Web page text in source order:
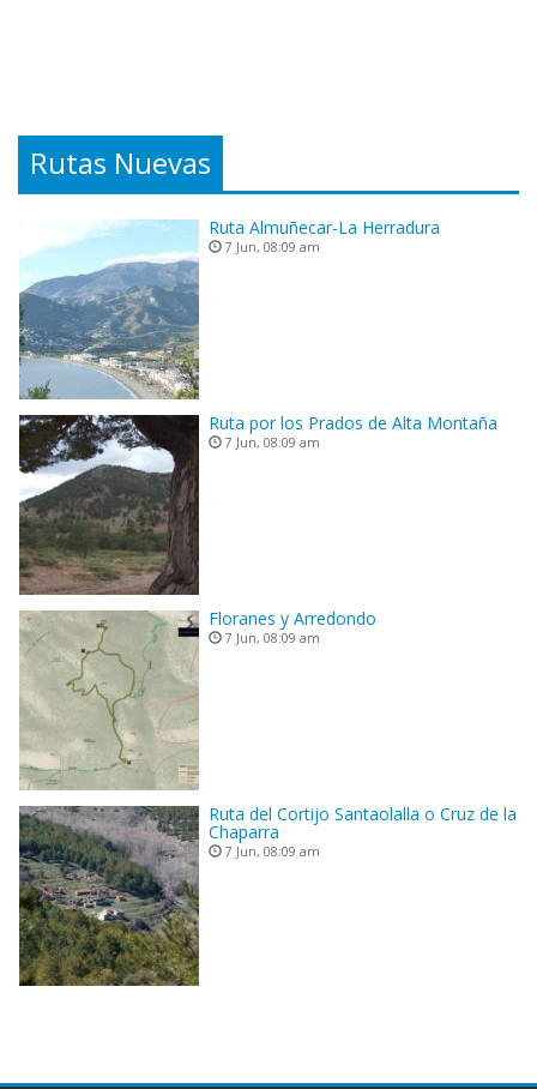
Rutas Nuevas
Ruta Almuñecar-La Herradura
7 Jun, 08:09 am
Ruta por los Prados de Alta Montaña
7 Jun, 08:09 am
Floranes y Arredondo
7 Jun, 08:09 am
Ruta del Cortijo Santaolalla o Cruz de la
Chaparra
7 Jun, 08:09 am